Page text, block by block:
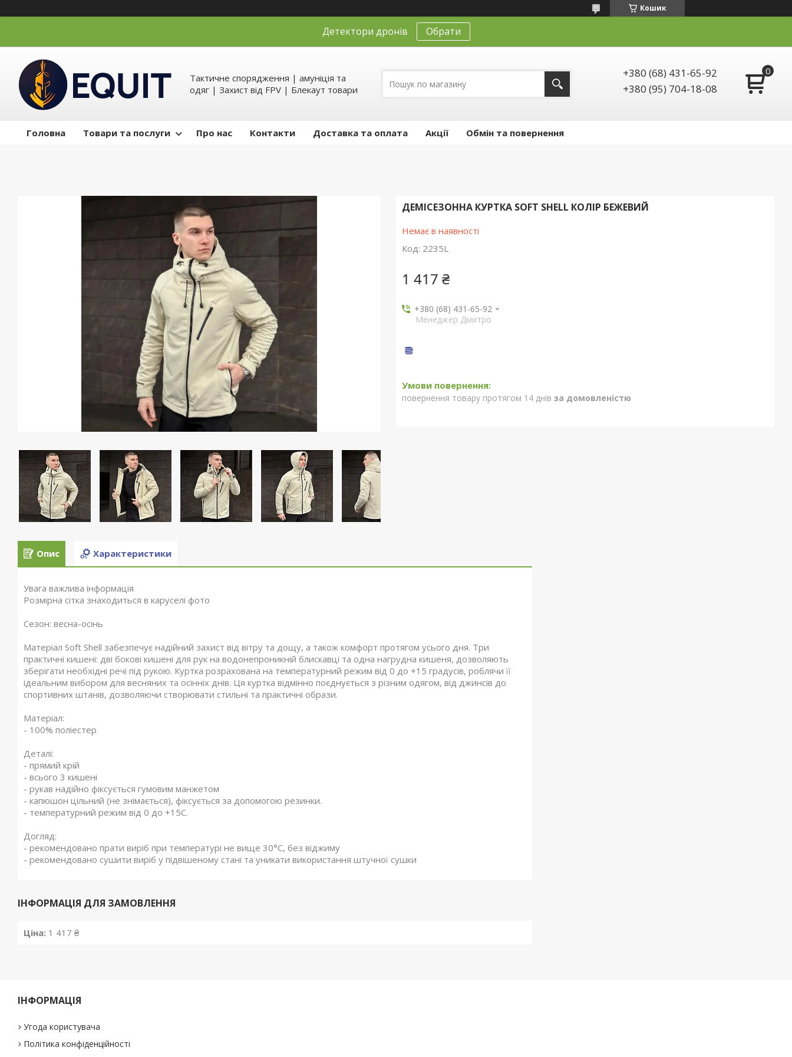
Кошик
Детектори дронів Обрати
Тактичне спорядження | амуніція та
одяг | Захист від FPV | Блекаут товари
+380 (68) 431-65-92
+380 (95) 704-18-08
Головна Товари та послуги Про нас Контакти Доставка та оплата Акції Обмін та повернення
ДЕМІСЕЗОННА КУРТКА SOFT SHELL КОЛІР БЕЖЕВИЙ
Немає в наявності
Код: 2235L
1 417 ₴
+380 (68) 431-65-92
Менеджер Дмитро
повернення товару протягом 14 днів за домовленістю
Опис Характеристики
Увага важлива інформація
Розмірна сітка знаходиться в каруселі фото
Сезон: весна-осінь
Матеріал Soft Shell забезпечує надійний захист від вітру та дощу, а також комфорт протягом усього дня. Три
практичні кишені: дві бокові кишені для рук на водонепроникній блискавці та одна нагрудна кишеня, дозволяють
зберігати необхідні речі під рукою. Куртка розрахована на температурний режим від 0 до +15 градусів, роблячи її
ідеальним вибором для весняних та осінніх днів. Ця куртка відмінно поєднується з різним одягом, від джинсів до
спортивних штанів, дозволяючи створювати стильні та практичні образи.
Матеріал:
- 100% поліестер
Деталі:
- прямий крій
- всього 3 кишені
- рукав надійно фіксується гумовим манжетом
- капюшон цільний (не знімається), фіксується за допомогою резинки.
- температурний режим від 0 до +15С.
Догляд:
- рекомендовано прати виріб при температурі не вище 30°C, без віджиму
- рекомендовано сушити виріб у підвішеному стані та уникати використання штучної сушки
ІНФОРМАЦІЯ ДЛЯ ЗАМОВЛЕННЯ
Ціна: 1 417 ₴
ІНФОРМАЦІЯ
Угода користувача
Політика конфіденційності